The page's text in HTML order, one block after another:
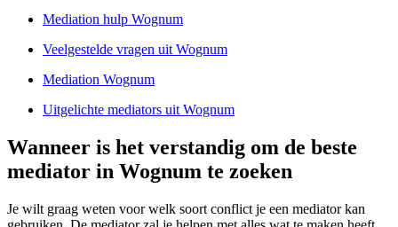
Mediation hulp Wognum
Veelgestelde vragen uit Wognum
Mediation Wognum
Uitgelichte mediators uit Wognum
Wanneer is het verstandig om de beste
mediator in Wognum te zoeken
Je wilt graag weten voor welk soort conflict je een mediator kan